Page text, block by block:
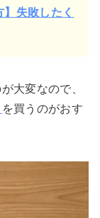
失敗したく
大変なので、
を買うのがおす